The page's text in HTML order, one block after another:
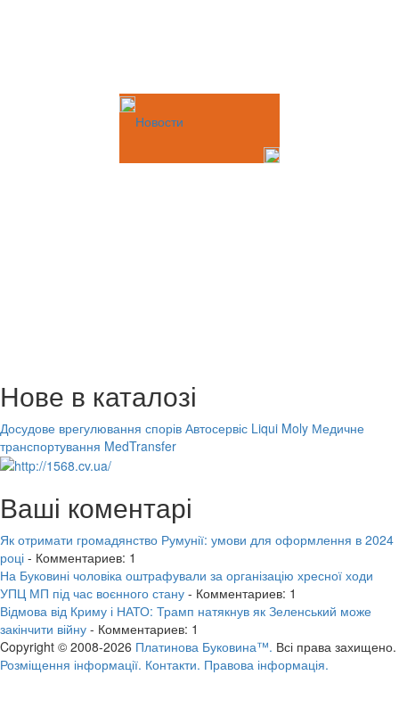
Новости
Нове в каталозі
Досудове врегулювання спорів Автосервіс Liqui Moly Медичне
транспортування MedTransfer
Ваші коментарі
Як отримати громадянство Румунії: умови для оформлення в 2024
році - Комментариев: 1
На Буковині чоловіка оштрафували за організацію хресної ходи
УПЦ МП під час воєнного стану - Комментариев: 1
Відмова від Криму і НАТО: Трамп натякнув як Зеленський може
закінчити війну - Комментариев: 1
Copyright © 2008-2026 Платинова Буковина™. Всі права захищено.
Розміщення інформації. Контакти. Правова інформація.